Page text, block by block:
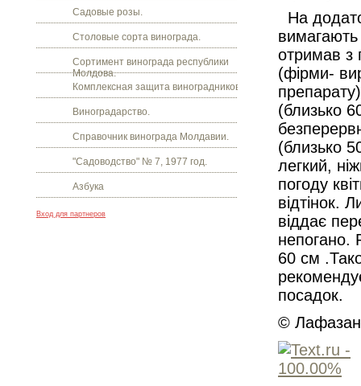
Садовые розы.
Столовые сорта винограда.
Сортимент винограда республики
Молдова.
Комплексная защита виноградников.
Виноградарство.
Справочник винограда Молдавии.
"Садоводство" № 7, 1977 год.
Азбука
Вход для партнеров
На
вимагають
отримав з
(фірми-
(близько
(близько
легкий,
погоду
відтінок.
віддає
непогано.
60 см
посадок.
©